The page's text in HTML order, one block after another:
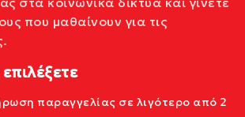
που μαθαίνουν για τις
παραγγελίας σε λιγότερο από 2